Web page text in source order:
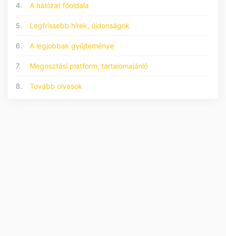
4. A hálózat főoldala
5. Legfrissebb hírek, újdonságok
6. A legjobbak gyűjteménye
7. Megosztási platform, tartalomajánló
8. Tovább olvasok